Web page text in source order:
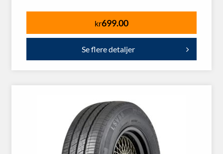
kr699.00
Se flere detaljer